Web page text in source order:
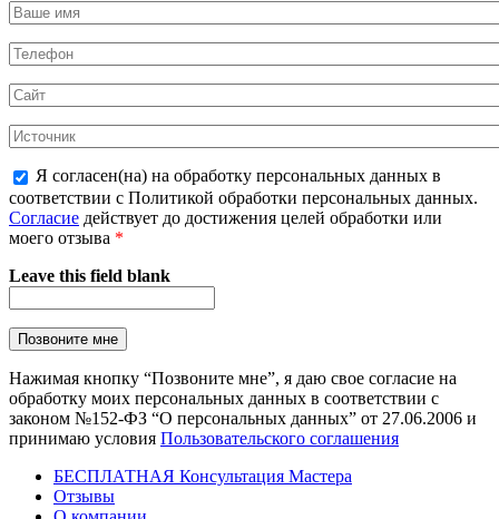
Я согласен(на) на обработку персональных данных в
соответствии с Политикой обработки персональных данных.
Согласие действует до достижения целей обработки или
моего отзыва *
Leave this field blank
Нажимая кнопку “Позвоните мне”, я даю свое согласие на
обработку моих персональных данных в соответствии с
законом №152-ФЗ “О персональных данных” от 27.06.2006 и
принимаю условия Пользовательского соглашения
БЕСПЛАТНАЯ Консультация Мастера
Отзывы